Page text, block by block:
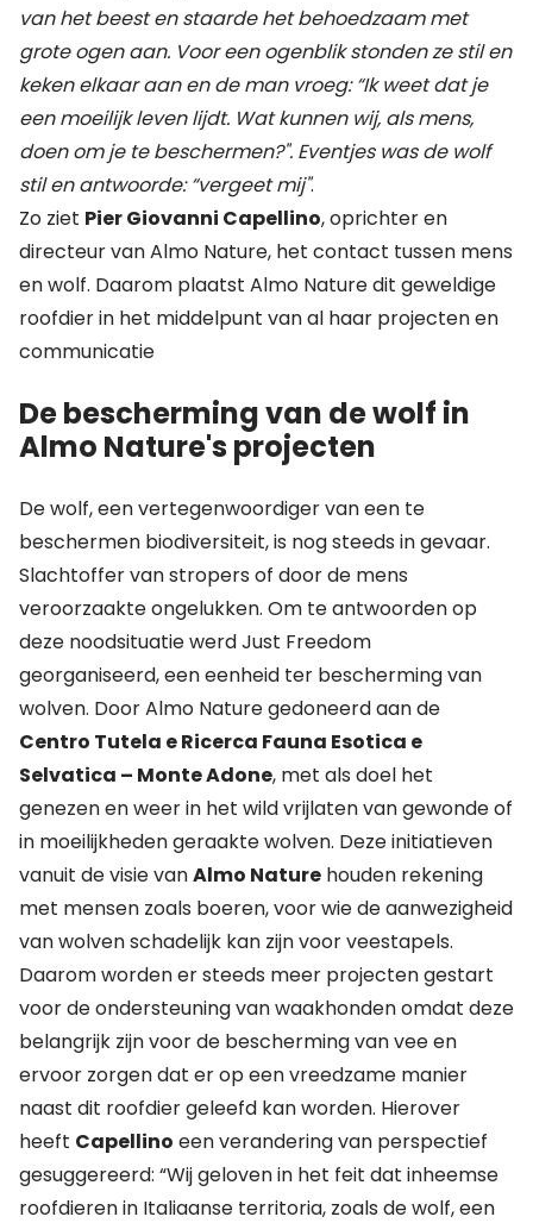
van het beest en staarde het behoedzaam met
grote ogen aan. Voor een ogenblik stonden ze stil en
keken elkaar aan en de man vroeg: “Ik weet dat je
een moeilijk leven lijdt. Wat kunnen wij, als mens,
doen om je te beschermen?". Eventjes was de wolf
stil en antwoorde: “vergeet mij".
Zo ziet Pier Giovanni Capellino, oprichter en
directeur van Almo Nature, het contact tussen mens
en wolf. Daarom plaatst Almo Nature dit geweldige
roofdier in het middelpunt van al haar projecten en
communicatie
De bescherming van de wolf in
Almo Nature's projecten
De wolf, een vertegenwoordiger van een te
beschermen biodiversiteit, is nog steeds in gevaar.
Slachtoffer van stropers of door de mens
veroorzaakte ongelukken. Om te antwoorden op
deze noodsituatie werd Just Freedom
georganiseerd, een eenheid ter bescherming van
wolven. Door Almo Nature gedoneerd aan de
Centro Tutela e Ricerca Fauna Esotica e
Selvatica – Monte Adone, met als doel het
genezen en weer in het wild vrijlaten van gewonde of
in moeilijkheden geraakte wolven. Deze initiatieven
vanuit de visie vanAlmo Nature houden rekening
met mensen zoals boeren, voor wie de aanwezigheid
van wolven schadelijk kan zijn voor veestapels.
Daarom worden er steeds meer projecten gestart
voor de ondersteuning van waakhonden omdat deze
belangrijk zijn voor de bescherming van vee en
ervoor zorgen dat er op een vreedzame manier
naast dit roofdier geleefd kan worden. Hierover
heeft Capellino een verandering van perspectief
gesuggereerd: “Wij geloven in het feit dat inheemse
roofdieren in Italiaanse territoria, zoals de wolf, een